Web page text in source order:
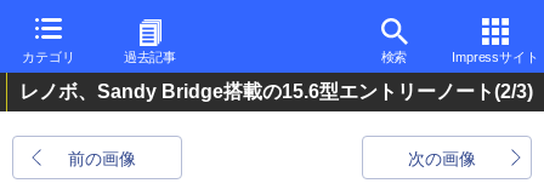
カテゴリ 過去記事 検索 Impressサイト
レノボ、Sandy Bridge搭載の15.6型エントリーノート(2/3)
前の画像 次の画像